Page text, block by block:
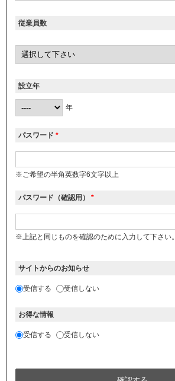
従業員数
設立年
年
パスワード *
※ご希望の半角英数字6文字以上
パスワード（確認用） *
※上記と同じものを確認のために入力して下さい。
サイトからのお知らせ
受信する 受信しない
お得な情報
受信する 受信しない